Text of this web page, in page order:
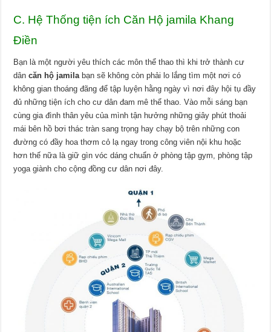
C. Hệ Thống tiện ích Căn Hộ jamila Khang
Điền
Bạn là một người yêu thích các môn thể thao thì khi trở thành cư
dâncăn hộ jamila bạn sẽ không còn phải lo lắng tìm một nơi có
không gian thoáng đãng để tập luyện hằng ngày vì nơi đây hội tụ đầy
đủ những tiện ích cho cư dân đam mê thể thao. Vào mỗi sáng bạn
cùng gia đình thân yêu của mình tận hưởng những giây phút thoải
mái bên hồ bơi thác tràn sang trọng hay chạy bộ trên những con
đường có đầy hoa thơm cỏ lạ ngay trong công viên nội khu hoặc
hơn thế nữa là giữ gìn vóc dáng chuẩn ở phòng tập gym, phòng tập
yoga giành cho cộng đồng cư dân nơi đây.